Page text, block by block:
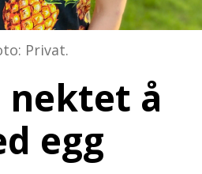
Privat.
nektet å
egg